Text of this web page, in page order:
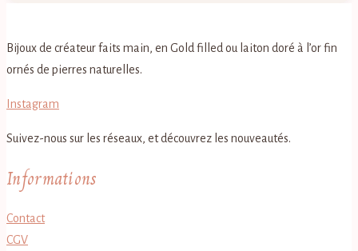
Bijoux de créateur faits main, en Gold filled ou laiton doré à l’or fin
ornés de pierres naturelles.
Instagram
Suivez-nous sur les réseaux, et découvrez les nouveautés.
Informations
Contact
CGV